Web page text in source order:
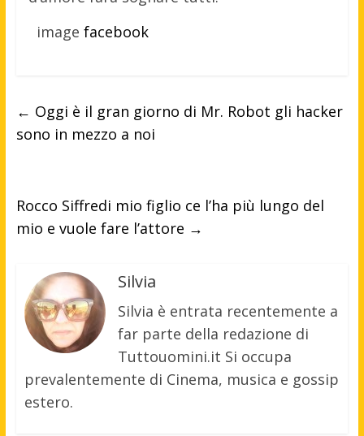
image facebook
← Oggi è il gran giorno di Mr. Robot gli hacker
sono in mezzo a noi
Rocco Siffredi mio figlio ce l’ha più lungo del
mio e vuole fare l’attore →
Silvia
Silvia è entrata recentemente a
far parte della redazione di
Tuttouomini.it Si occupa
prevalentemente di Cinema, musica e gossip
estero.